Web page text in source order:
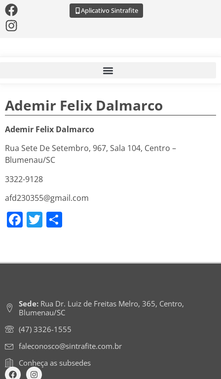
Aplicativo Sintrafite
Ademir Felix Dalmarco
Ademir Felix Dalmarco
Rua Sete De Setembro, 967, Sala 104, Centro –
Blumenau/SC
3322-9128
afd230355@gmail.com
Facebook
Twitter
Sede:Rua Dr. Luiz de Freitas Melro, 365, Centro,
Blumenau/SC
(47) 3326-1555
faleconosco@sintrafite.com.br
Conheça as subsedes